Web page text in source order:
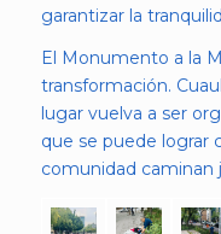
garantizar la
El Monumento a la
transformación.
lugar vuelva a ser
que se puede lograr
comunidad caminan